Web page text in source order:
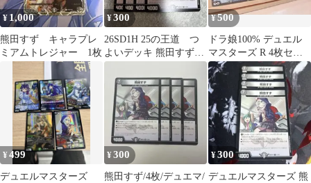
¥ 1,000
熊田すず キャラプレ
ミアムトレジャー 1枚
¥300
26SD1H 25の王道 つ
よいデッキ 熊田すず
4枚
¥500
ドラ娘100% デュエル
マスターズ R 4枚セッ
ト 26EX3
¥499
デュエルマスターズ
¥300
熊田すず/4枚/デュエマ/
¥300
デュエルマスターズ 熊